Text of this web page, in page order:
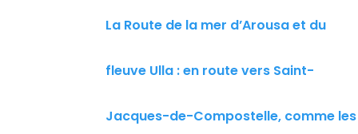
La Route de la mer d’Arousa et du
fleuve Ulla : en route vers Saint-
Jacques-de-Compostelle, comme les